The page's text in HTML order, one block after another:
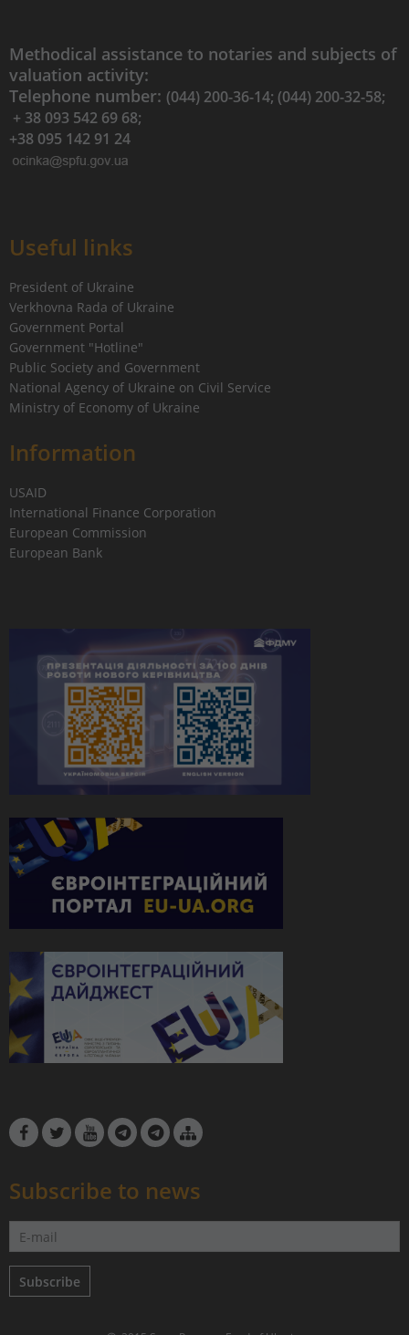
Methodical assistance to notaries and subjects of
valuation activity:
Telephone number: (044) 200-36-14; (044) 200-32-58;
+ 38 093 542 69 68;
+38 095 142 91 24
Useful links
President of Ukraine
Verkhovna Rada of Ukraine
Government Portal
Government "Hotline"
Public Society and Government
National Agency of Ukraine on Civil Service
Ministry of Economy of Ukraine
Information
USAID
International Finance Corporation
European Commission
European Bank
Subscribe to news
Subscribe